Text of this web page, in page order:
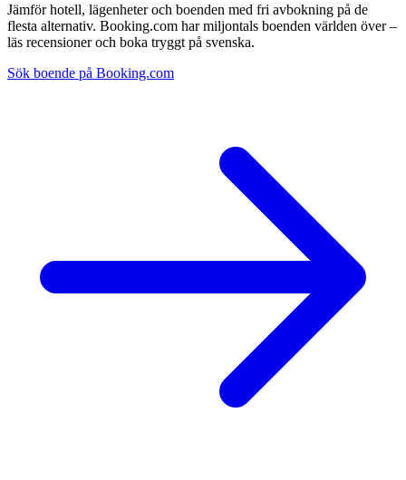
Jämför hotell, lägenheter och boenden med fri avbokning på de
flesta alternativ. Booking.com har miljontals boenden världen över –
läs recensioner och boka tryggt på svenska.
Sök boende på Booking.com